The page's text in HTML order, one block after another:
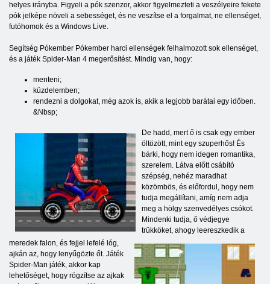
helyes irányba. Figyeli a pók szenzor, akkor figyelmezteti a veszélyeire fekete
pók jelképe növeli a sebességet, és ne veszítse el a forgalmat, ne ellenséget,
futóhomok és a Windows Live.
Segítség Pókember Pókember harci ellenségek felhalmozott sok ellenséget,
és a játék Spider-Man 4 megerősítést. Mindig van, hogy:
menteni;
küzdelemben;
rendezni a dolgokat, még azok is, akik a legjobb barátai egy időben.
&Nbsp;
De hadd, mert ő is csak egy ember
öltözött, mint egy szuperhős! És
bárki, hogy nem idegen romantika,
szerelem. Látva előtt csábító
szépség, nehéz maradhat
közömbös, és előfordul, hogy nem
tudja megállítani, amíg nem adja
meg a hölgy szenvedélyes csókot.
Mindenki tudja, ő védjegye
trükköket, ahogy leereszkedik a
meredek falon, és fejjel lefelé lóg,
ajkán az, hogy lenyűgözte őt. Játék
Spider-Man játék, akkor kap
lehetőséget, hogy rögzítse az ajkak